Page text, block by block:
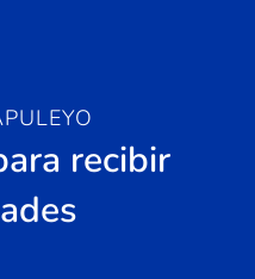
recibir